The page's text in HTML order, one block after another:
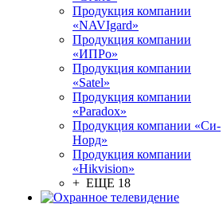
Продукция компании
«NAVIgard»
Продукция компании
«ИПРо»
Продукция компании
«Satel»
Продукция компании
«Paradox»
Продукция компании «Си-
Норд»
Продукция компании
«Hikvision»
+ ЕЩЕ 18